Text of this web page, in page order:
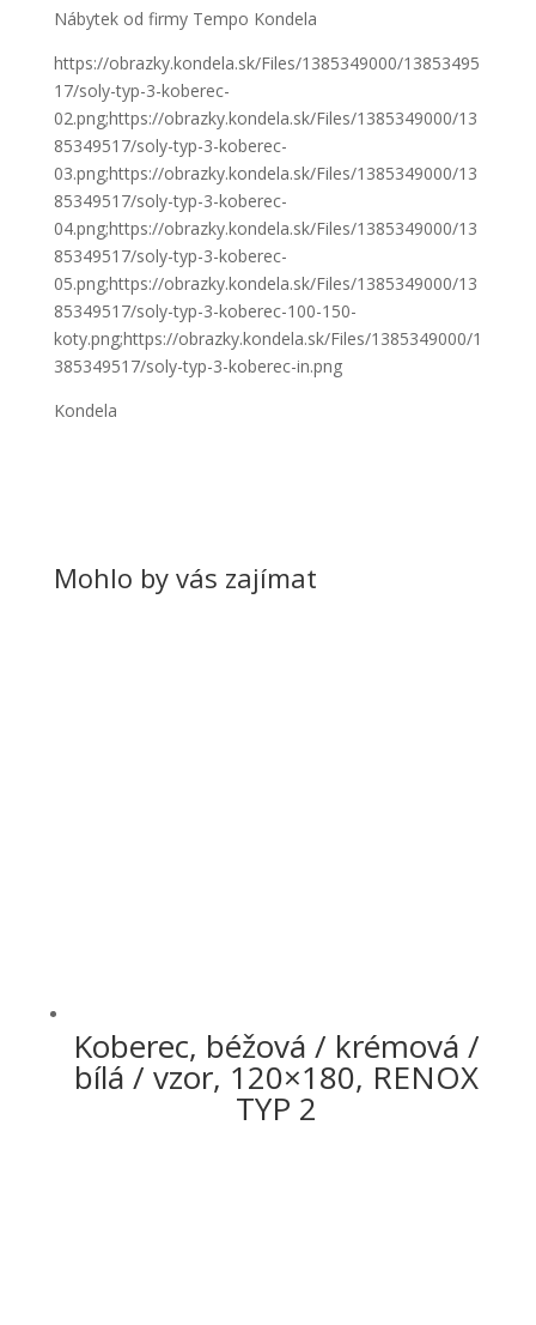
Nábytek od firmy Tempo Kondela
https://obrazky.kondela.sk/Files/1385349000/13853495
17/soly-typ-3-koberec-
02.png;https://obrazky.kondela.sk/Files/1385349000/13
85349517/soly-typ-3-koberec-
03.png;https://obrazky.kondela.sk/Files/1385349000/13
85349517/soly-typ-3-koberec-
04.png;https://obrazky.kondela.sk/Files/1385349000/13
85349517/soly-typ-3-koberec-
05.png;https://obrazky.kondela.sk/Files/1385349000/13
85349517/soly-typ-3-koberec-100-150-
koty.png;https://obrazky.kondela.sk/Files/1385349000/1
385349517/soly-typ-3-koberec-in.png
Kondela
Mohlo by vás zajímat
Koberec, béžová / krémová /
bílá / vzor, 120×180, RENOX
TYP 2